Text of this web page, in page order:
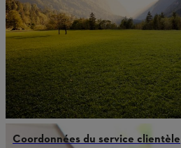
Coordonnées du service clientèle